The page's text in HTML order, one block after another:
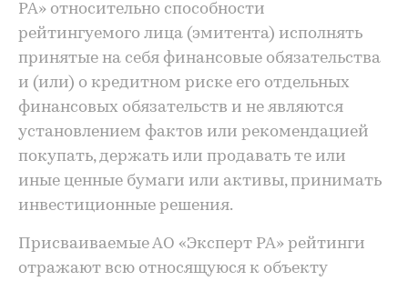
РА» относительно способности
рейтингуемого лица (эмитента) исполнять
принятые на себя финансовые обязательства
и (или) о кредитном риске его отдельных
финансовых обязательств и не являются
установлением фактов или рекомендацией
покупать, держать или продавать те или
иные ценные бумаги или активы, принимать
инвестиционные решения.
Присваиваемые АО «Эксперт РА» рейтинги
отражают всю относящуюся к объекту